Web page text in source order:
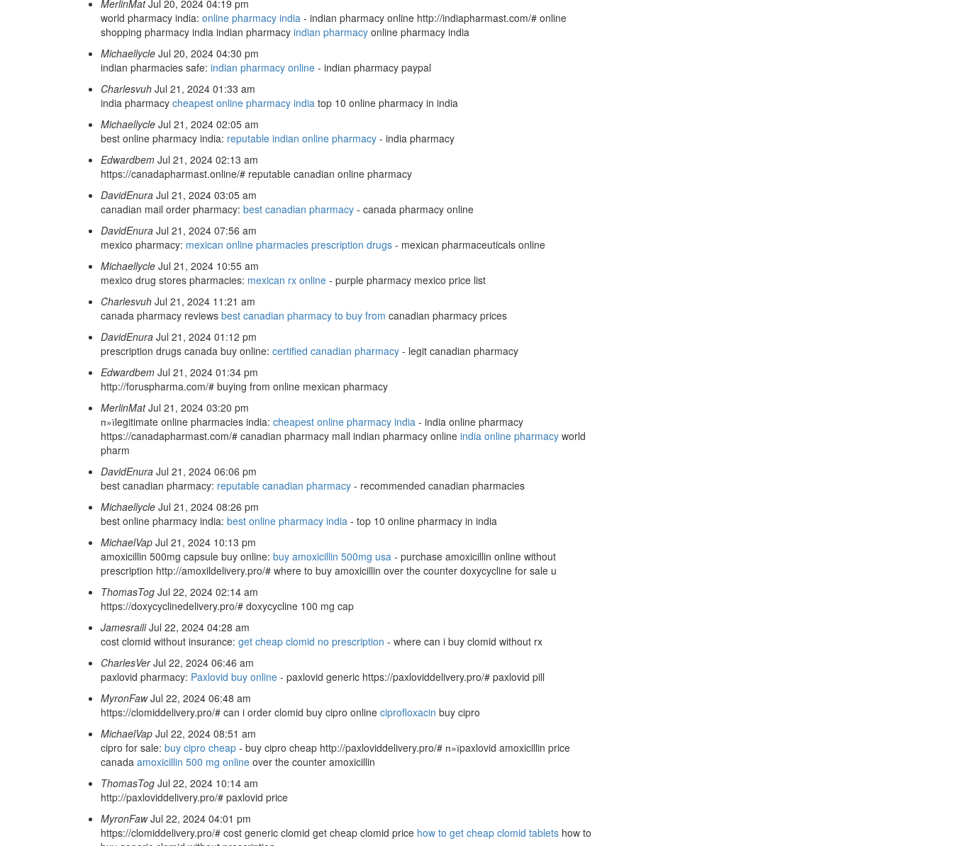
MerlinMat Jul 20, 2024 04:19 pm
world pharmacy india: online pharmacy india - indian pharmacy online http://indiapharmast.com/# online
shopping pharmacy india indian pharmacy indian pharmacy online pharmacy india
Michaellycle Jul 20, 2024 04:30 pm
indian pharmacies safe: indian pharmacy online - indian pharmacy paypal
Charlesvuh Jul 21, 2024 01:33 am
india pharmacy cheapest online pharmacy india top 10 online pharmacy in india
Michaellycle Jul 21, 2024 02:05 am
best online pharmacy india: reputable indian online pharmacy - india pharmacy
Edwardbem Jul 21, 2024 02:13 am
https://canadapharmast.online/# reputable canadian online pharmacy
DavidEnura Jul 21, 2024 03:05 am
canadian mail order pharmacy: best canadian pharmacy - canada pharmacy online
DavidEnura Jul 21, 2024 07:56 am
mexico pharmacy: mexican online pharmacies prescription drugs - mexican pharmaceuticals online
Michaellycle Jul 21, 2024 10:55 am
mexico drug stores pharmacies: mexican rx online - purple pharmacy mexico price list
Charlesvuh Jul 21, 2024 11:21 am
canada pharmacy reviews best canadian pharmacy to buy from canadian pharmacy prices
DavidEnura Jul 21, 2024 01:12 pm
prescription drugs canada buy online: certified canadian pharmacy - legit canadian pharmacy
Edwardbem Jul 21, 2024 01:34 pm
http://foruspharma.com/# buying from online mexican pharmacy
MerlinMat Jul 21, 2024 03:20 pm
п»їlegitimate online pharmacies india: cheapest online pharmacy india - india online pharmacy
https://canadapharmast.com/# canadian pharmacy mall indian pharmacy online india online pharmacy world
pharm
DavidEnura Jul 21, 2024 06:06 pm
best canadian pharmacy: reputable canadian pharmacy - recommended canadian pharmacies
Michaellycle Jul 21, 2024 08:26 pm
best online pharmacy india: best online pharmacy india - top 10 online pharmacy in india
MichaelVap Jul 21, 2024 10:13 pm
amoxicillin 500mg capsule buy online: buy amoxicillin 500mg usa - purchase amoxicillin online without
prescription http://amoxildelivery.pro/# where to buy amoxicillin over the counter doxycycline for sale u
ThomasTog Jul 22, 2024 02:14 am
https://doxycyclinedelivery.pro/# doxycycline 100 mg cap
Jamesraili Jul 22, 2024 04:28 am
cost clomid without insurance: get cheap clomid no prescription - where can i buy clomid without rx
CharlesVer Jul 22, 2024 06:46 am
paxlovid pharmacy: Paxlovid buy online - paxlovid generic https://paxloviddelivery.pro/# paxlovid pill
MyronFaw Jul 22, 2024 06:48 am
https://clomiddelivery.pro/# can i order clomid buy cipro online ciprofloxacin buy cipro
MichaelVap Jul 22, 2024 08:51 am
cipro for sale: buy cipro cheap - buy cipro cheap http://paxloviddelivery.pro/# п»їpaxlovid amoxicillin price
canada amoxicillin 500 mg online over the counter amoxicillin
ThomasTog Jul 22, 2024 10:14 am
http://paxloviddelivery.pro/# paxlovid price
MyronFaw Jul 22, 2024 04:01 pm
https://clomiddelivery.pro/# cost generic clomid get cheap clomid price how to get cheap clomid tablets how to